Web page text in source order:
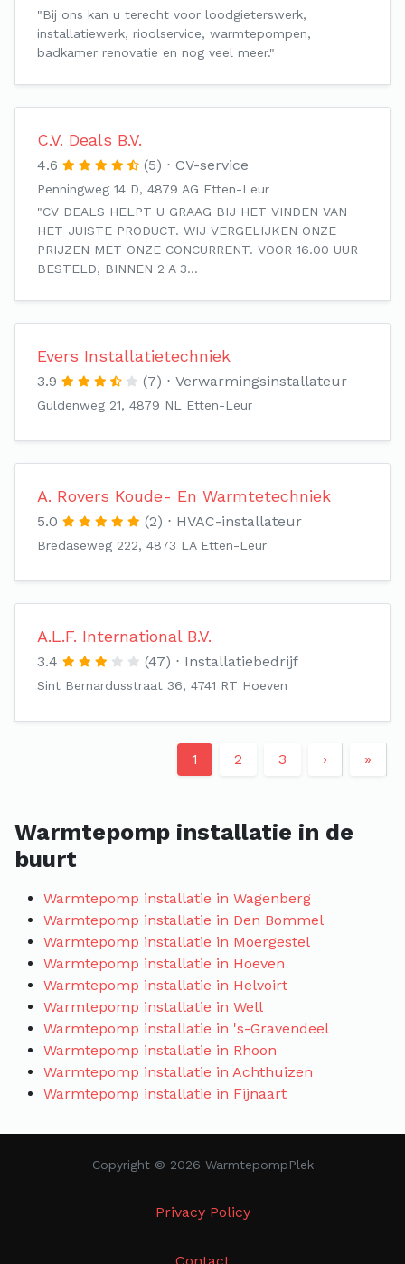
"Bij ons kan u terecht voor loodgieterswerk,
installatiewerk, rioolservice, warmtepompen,
badkamer renovatie en nog veel meer."
C.V. Deals B.V.
4.6 (5) CV-service
Penningweg 14 D, 4879 AG Etten-Leur
"CV DEALS HELPT U GRAAG BIJ HET VINDEN VAN
HET JUISTE PRODUCT. WIJ VERGELIJKEN ONZE
PRIJZEN MET ONZE CONCURRENT. VOOR 16.00 UUR
BESTELD, BINNEN 2 A 3…
Evers Installatietechniek
3.9 (7) Verwarmingsinstallateur
Guldenweg 21, 4879 NL Etten-Leur
A. Rovers Koude- En Warmtetechniek
5.0 (2) HVAC-installateur
Bredaseweg 222, 4873 LA Etten-Leur
A.L.F. International B.V.
3.4 (47) Installatiebedrijf
Sint Bernardusstraat 36, 4741 RT Hoeven
1 2 3 › »
Warmtepomp installatie in de
buurt
Warmtepomp installatie in Wagenberg
Warmtepomp installatie in Den Bommel
Warmtepomp installatie in Moergestel
Warmtepomp installatie in Hoeven
Warmtepomp installatie in Helvoirt
Warmtepomp installatie in Well
Warmtepomp installatie in 's-Gravendeel
Warmtepomp installatie in Rhoon
Warmtepomp installatie in Achthuizen
Warmtepomp installatie in Fijnaart
Copyright © 2026 WarmtepompPlek
Privacy Policy